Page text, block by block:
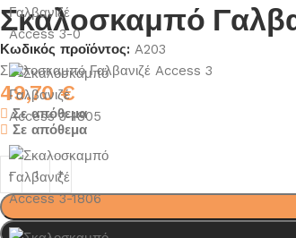
Σκαλοσκαμπό
Κωδικός προϊόντος: A203
Σκαλοσκαμπό Γαλβανιζέ Access 3
49,70€
Σε απόθεμα
Σε απόθεμα